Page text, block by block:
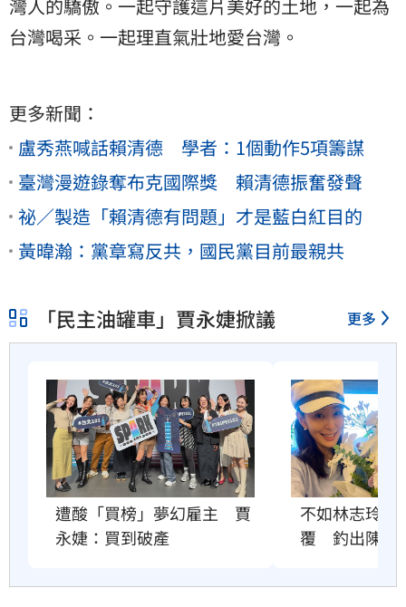
灣人的驕傲。一起守護這片美好的土地，一起為
台灣喝采。一起理直氣壯地愛台灣。
更多新聞：
盧秀燕喊話賴清德 學者：1個動作5項籌謀
臺灣漫遊錄奪布克國際獎 賴清德振奮發聲
祕／製造「賴清德有問題」才是藍白紅目的
黃暐瀚：黨章寫反共，國民黨目前最親共
「民主油罐車」賈永婕掀議 更多
遭酸「買榜」夢幻雇主　賈
永婕：買到破產
不如林志玲？
覆　釣出陳水